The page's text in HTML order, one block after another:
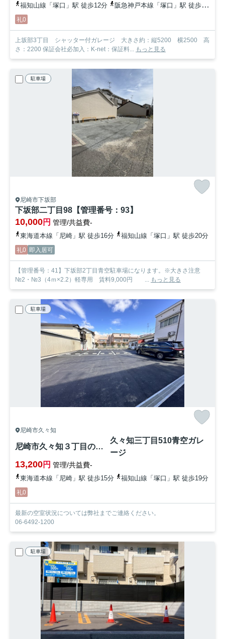
福知山線「塚口」駅 徒歩12分 阪急神戸本線「塚口」駅 徒歩24分
礼0
上坂部3丁目 シャッター付ガレージ 大きさ約：縦5200 横2500 高
さ：2200 保証会社必加入：K-net：保証料... もっと見る
駐車場
尼崎市下坂部
下坂部二丁目98【管理番号：93】
10,000円 管理/共益費-
東海道本線「尼崎」駅 徒歩16分 福知山線「塚口」駅 徒歩20分
礼0 即入居可
【管理番号：41】下坂部2丁目青空駐車場になります。※大きさ注意
№2・№3（4ｍ×2.2）軽専用 賃料9,000円 ... もっと見る
駐車場
尼崎市久々知
尼崎市久々知３丁目の駐車場
久々知三丁目510青空ガレ
ージ
13,200円 管理/共益費-
東海道本線「尼崎」駅 徒歩15分 福知山線「塚口」駅 徒歩19分
礼0
最新の空室状況については弊社までご連絡ください。
06-6492-1200
駐車場